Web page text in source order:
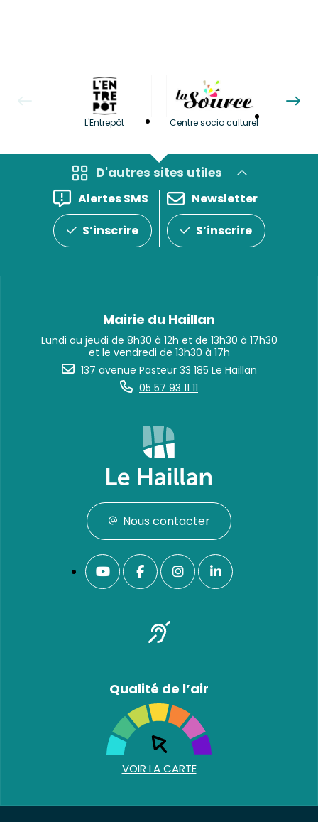
L'Entrepôt Centre socio culturel
D'autres sites utiles
Alertes SMS
S’inscrire
Newsletter
S’inscrire
Mairie du Haillan
Lundi au jeudi de 8h30 à 12h et de 13h30 à 17h30
et le vendredi de 13h30 à 17h
137 avenue Pasteur 33 185 Le Haillan
05 57 93 11 11
Nous contacter
Qualité de l’air
VOIR LA CARTE